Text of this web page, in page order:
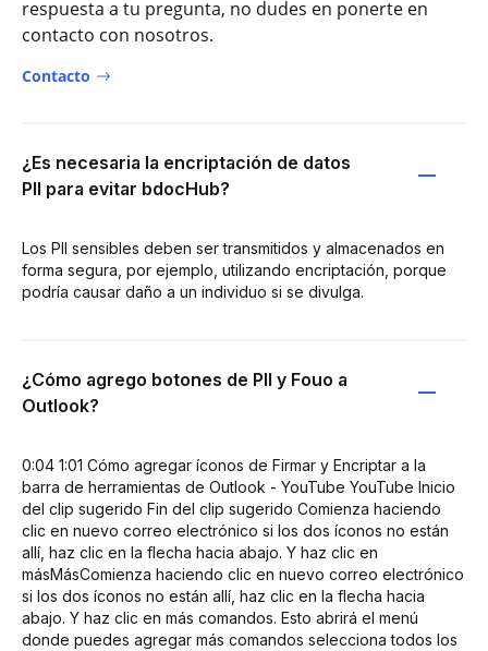
respuesta a tu pregunta, no dudes en ponerte en
contacto con nosotros.
Contacto
¿Es necesaria la encriptación de datos
PII para evitar bdocHub?
Los PII sensibles deben ser transmitidos y almacenados en
forma segura, por ejemplo, utilizando encriptación, porque
podría causar daño a un individuo si se divulga.
¿Cómo agrego botones de PII y Fouo a
Outlook?
0:04 1:01 Cómo agregar íconos de Firmar y Encriptar a la
barra de herramientas de Outlook - YouTube YouTube Inicio
del clip sugerido Fin del clip sugerido Comienza haciendo
clic en nuevo correo electrónico si los dos íconos no están
allí, haz clic en la flecha hacia abajo. Y haz clic en
másMásComienza haciendo clic en nuevo correo electrónico
si los dos íconos no están allí, haz clic en la flecha hacia
abajo. Y haz clic en más comandos. Esto abrirá el menú
donde puedes agregar más comandos selecciona todos los